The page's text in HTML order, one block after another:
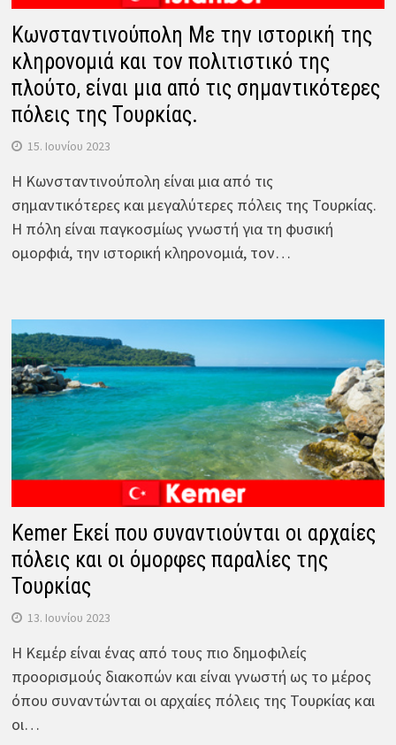
Κωνσταντινούπολη Με την ιστορική της
κληρονομιά και τον πολιτιστικό της
πλούτο, είναι μια από τις σημαντικότερες
πόλεις της Τουρκίας.
15. Ιουνίου 2023
Η Κωνσταντινούπολη είναι μια από τις
σημαντικότερες και μεγαλύτερες πόλεις της Τουρκίας.
Η πόλη είναι παγκοσμίως γνωστή για τη φυσική
ομορφιά, την ιστορική κληρονομιά, τον…
Kemer Εκεί που συναντιούνται οι αρχαίες
πόλεις και οι όμορφες παραλίες της
Τουρκίας
13. Ιουνίου 2023
Η Κεμέρ είναι ένας από τους πιο δημοφιλείς
προορισμούς διακοπών και είναι γνωστή ως το μέρος
όπου συναντώνται οι αρχαίες πόλεις της Τουρκίας και
οι…